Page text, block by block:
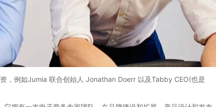
例如Jumia 联合创始人 Jonathan Doerr 以及Tabby CEO(也是